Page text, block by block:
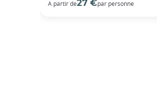
A partir de27 €par personne